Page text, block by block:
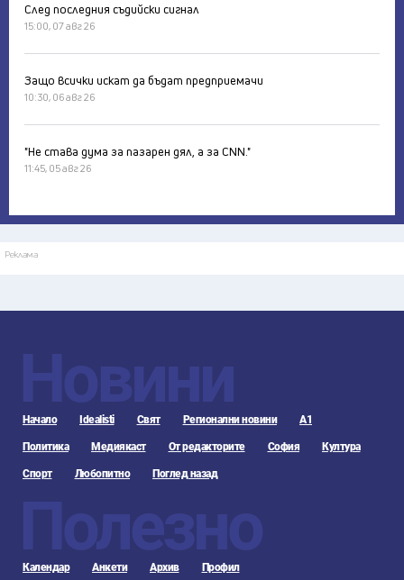
След последния съдийски сигнал
15:00, 07 авг 26
Защо всички искат да бъдат предприемачи
10:30, 06 авг 26
"Не става дума за пазарен дял, а за CNN."
11:45, 05 авг 26
Реклама
Новини
Начало Idealisti Свят Регионални новини А1
Политика Медиякаст От редакторите София Култура
Спорт Любопитно Поглед назад
Полезно
Календар Анкети Архив Профил